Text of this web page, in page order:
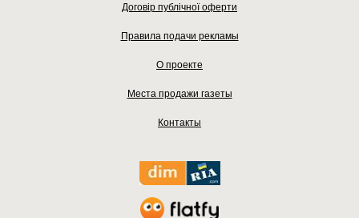
Договір публічної оферти
Правила подачи рекламы
О проекте
Места продажи газеты
Контакты